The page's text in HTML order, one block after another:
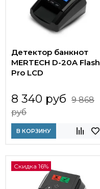
Детектор банкнот
MERTECH D-20A Flash
Pro LCD
8 340 руб 9 868
руб
В КОРЗИНУ
Скидка 16%